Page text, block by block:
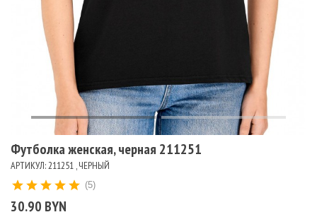
Футболка женская, черная 211251
АРТИКУЛ: 211251 , ЧЕРНЫЙ
30.90 BYN
(5)